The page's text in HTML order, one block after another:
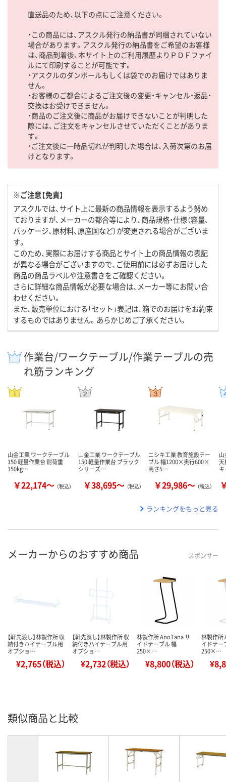
直送品のため、以下の点にご注意ください。
・この商品には、アスクル発行の納品書が同梱されていない
場合があります。アスクル発行の納品書をご希望のお客様
は、商品到着後、本サイト上のご利用履歴よりＰＤＦファイ
ルにて印刷することが可能です。
・アスクルのダンボールもしくは袋でのお届けではありま
せん。
・お客様のご都合によるご注文後の変更・キャンセル・返品・
交換はお受けできません。
・商品のご注文後に商品がお届けできないことが判明した
際には、ご注文をキャンセルさせていただくことがありま
す。
・ご注文後に一時品切れが判明した場合は、入荷次第のお届
けとなります。
※ご注意【免責】
アスクルでは、サイト上に最新の商品情報を表示するよう努め
ておりますが、メーカーの都合等により、商品規格・仕様（容量、
パッケージ、原材料、原産国など）が変更される場合がございま
す。
このため、実際にお届けする商品とサイト上の商品情報の表記
が異なる場合がございますので、ご使用前には必ずお届けした
商品の商品ラベルや注意書きをご確認ください。
さらに詳細な商品情報が必要な場合は、メーカー等にお問い合
わせください。
また、販売単位における「セット」表記は、箱でのお届けをお約束
するものではありません。あらかじめご了承ください。
作業台/ワークテーブル/作業テーブルの売
れ筋ランキング
山金工業 ワークテーブル
150 軽量作業台 耐荷重
150kg…
￥22,174～ （税込）
山金工業 ワークテーブル
150 軽量作業台 ブラック
シリーズ…
￥38,695～ （税込）
ニシキ工業 教育施設テー
ブル 幅1200×奥行600×
高さ5…
￥29,986～ （税込）
天
ランキングをもっと見る
メーカーからのおすすめ商品 スポンサー
【軒先渡し】林製作所 収
納付きハイテーブル用
オプショ…
¥2,765（税込）
【軒先渡し】林製作所 収
納付きハイテーブル用
オプショ…
¥2,732（税込）
林製作所 AnoTana サ
イドテーブル 幅
250×…
¥8,800（税込）
林製作所
イドテー
250×…
類似商品と比較